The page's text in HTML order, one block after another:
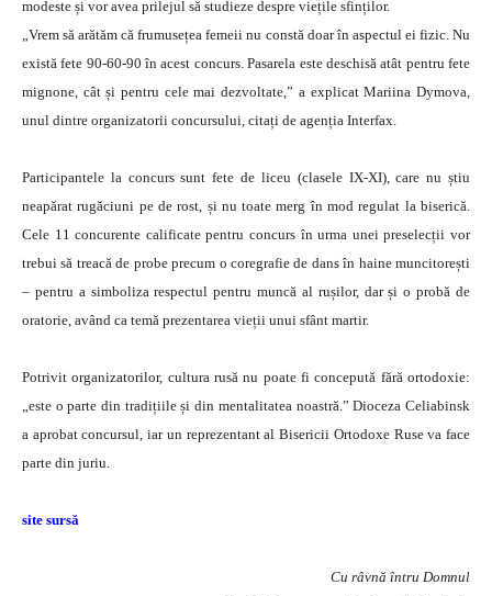
modeste și vor avea prilejul să studieze despre viețile sfinților.
„Vrem să arătăm că frumusețea femeii nu constă doar în aspectul ei fizic. Nu
există fete 90-60-90 în acest concurs. Pasarela este deschisă atât pentru fete
mignone, cât și pentru cele mai dezvoltate,” a explicat Mariina Dymova,
unul dintre organizatorii concursului, citați de agenția Interfax.
Participantele la concurs sunt fete de liceu (clasele IX-XI), care nu știu
neapărat rugăciuni pe de rost, și nu toate merg în mod regulat la biserică.
Cele 11 concurente calificate pentru concurs în urma unei preselecții vor
trebui să treacă de probe precum o coregrafie de dans în haine muncitorești
– pentru a simboliza respectul pentru muncă al rușilor, dar și o probă de
oratorie, având ca temă prezentarea vieții unui sfânt martir.
Potrivit organizatorilor, cultura rusă nu poate fi concepută fără ortodoxie:
„este o parte din tradițiile și din mentalitatea noastră.” Dioceza Celiabinsk
a aprobat concursul, iar un reprezentant al Bisericii Ortodoxe Ruse va face
parte din juriu.
site sursă
Cu râvnă întru Domnul